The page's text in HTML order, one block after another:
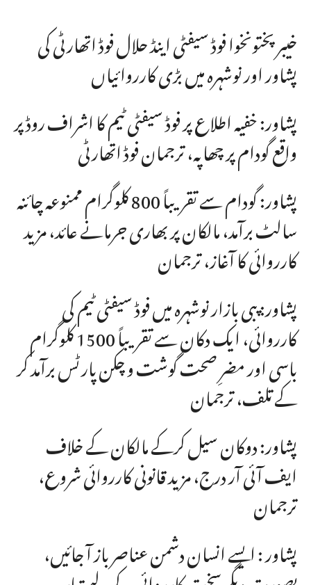
خیبرپختونخوا فوڈ سیفٹی اینڈ حلال فوڈ اتھارٹی کی
پشاور اور نوشہرہ میں بڑی کارروائیاں
پشاور: خفیہ اطلاع پر فوڈ سیفٹی ٹیم کا اشراف روڈ پر
واقع گودام پر چھاپہ، ترجمان فوڈ اتھارٹی
پشاور: گودام سے تقریباً 800 کلوگرام ممنوعہ چائنہ
سالٹ برآمد، مالکان پر بھاری جرمانے عائد، مزید
کارروائی کا آغاز، ترجمان
پشاور: پبی بازار نوشہرہ میں فوڈ سیفٹی ٹیم کی
کارروائی، ایک دکان سے تقریباً 1500 کلوگرام
باسی اور مضرِ صحت گوشت و چکن پارٹس برآمد کر
کے تلف، ترجمان
پشاور: دوکان سیل کرکے مالکان کے خلاف
ایف آئی آر درج، مزید قانونی کارروائی شروع،
ترجمان
پشاور : ایسے انسان دشمن عناصر باز آ جائیں،